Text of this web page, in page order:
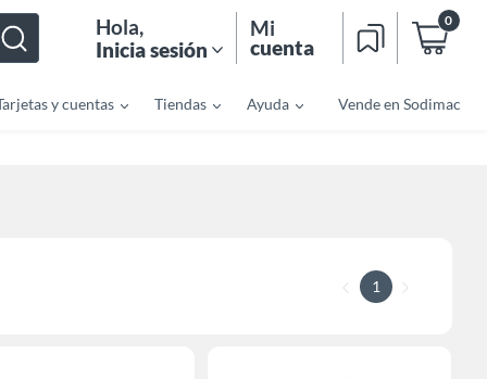
Hola,
Inicia sesión
Mi
cuenta
0
y cuentas Tiendas Ayuda Vende en Sodimac
1